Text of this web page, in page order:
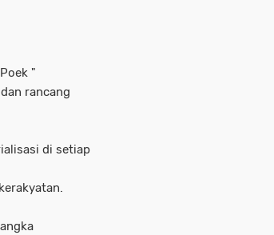
"
rancang
di setiap